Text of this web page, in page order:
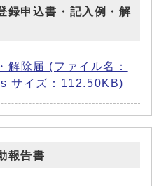
申込書・記入例・解
解除届 (ファイル名：
サイズ：112.50KB)
報告書